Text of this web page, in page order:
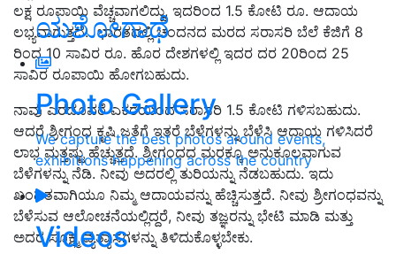
ಯಶೋಗಾಥೆ
Photo Gallery
We capture the best photos around events,
exhibitions happening across the country
Videos
ಲಕ್ಷ ರೂಪಾಯಿ ವೆಚ್ಚವಾಗಲಿದ್ದು, ಇದರಿಂದ 1.5 ಕೋಟಿ ರೂ. ಆದಾಯ
ಲಭ್ಯವಾಗುತ್ತದೆ. ಭಾರತದಲ್ಲಿ ಚಂದನದ ಮರದ ಸರಾಸರಿ ಬೆಲೆ ಕೆಜಿಗೆ 8
ರಿಂದ 10 ಸಾವಿರ ರೂ. ಹೊರ ದೇಶಗಳಲ್ಲಿ ಇದರ ದರ 20ರಿಂದ 25
ಸಾವಿರ ರೂಪಾಯಿ ಹೋಗಬಹುದು.
ನಾವು ಎರಡೂವರೆ ಎಕರೆಯಿಂದ ಸರಾಸರಿ 1.5 ಕೋಟಿ ಗಳಿಸಬಹುದು.
ಆದರೆ ಶ್ರೀಗಂಧ ಕೃಷಿ ಜತೆಗೆ ಇತರೆ ಬೆಳೆಗಳನ್ನು ಬೆಳೆಸಿ ಆದಾಯ ಗಳಿಸಿದರೆ
ಲಾಭ ಮತ್ತಷ್ಟು ಹೆಚ್ಚುತ್ತದೆ. ಶ್ರೀಗಂಧದ ಮರಕ್ಕೂ ಅನುಕೂಲವಾಗುವ
ಬೆಳೆಗಳನ್ನು ನೆಡಿ. ನೀವು ಅದರಲ್ಲಿ ತುರಿಯನ್ನು ನೆಡಬಹುದು. ಇದು
ಖಂಡಿತವಾಗಿಯೂ ನಿಮ್ಮ ಆದಾಯವನ್ನು ಹೆಚ್ಚಿಸುತ್ತದೆ. ನೀವು ಶ್ರೀಗಂಧವನ್ನು
ಬೆಳೆಸುವ ಆಲೋಚನೆಯಲ್ಲಿದ್ದರೆ, ನೀವು ತಜ್ಞರನ್ನು ಭೇಟಿ ಮಾಡಿ ಮತ್ತು
ಅದರ ಸೂಕ್ಷ್ಮ ವ್ಯತ್ಯಾಸಗಳನ್ನು ತಿಳಿದುಕೊಳ್ಳಬೇಕು.